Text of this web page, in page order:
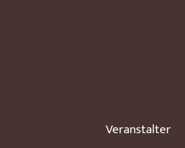
Veranstalter